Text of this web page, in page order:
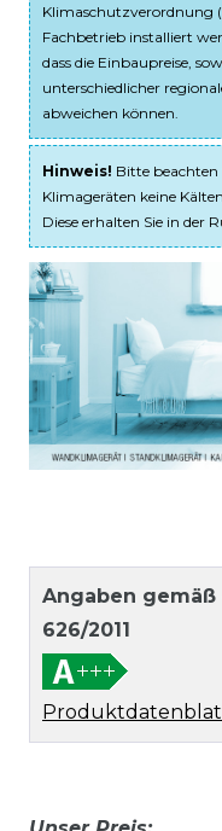
Klimaschutzverordnung
Fachbetrieb installiert
dass die Einbaupreise,
unterschiedlicher
abweichen können.
Hinweis! Bitte beachten
Klimageräten keine
Diese erhalten Sie in der
Angaben gemäß
626/2011